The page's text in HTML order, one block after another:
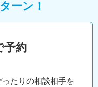
ーン！
予約
ったりの相談相手を